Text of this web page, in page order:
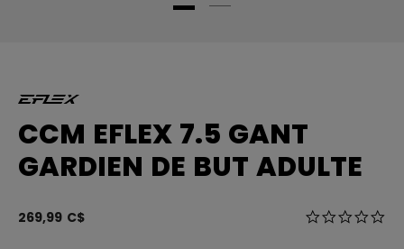
CCM EFLEX 7.5 GANT
GARDIEN DE BUT ADULTE
269,99 C$ 5 sur 5